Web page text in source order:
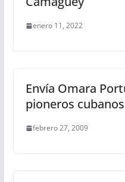
enero 11, 2022
Envía Omara
pioneros cubanos
febrero 27, 2009